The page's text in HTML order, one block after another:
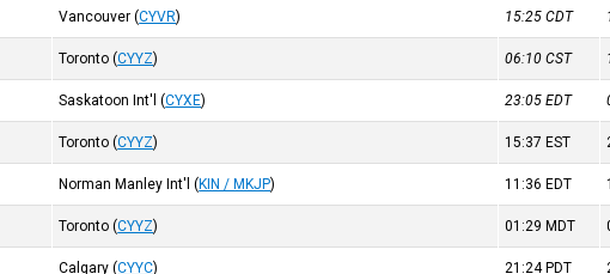
Vancouver (CYVR) 15:25CDT
Toronto (CYYZ) 06:10CST
Saskatoon Int'l (CYXE) 23:05EDT
Toronto (CYYZ) 15:37 EST
Norman Manley Int'l (KIN / MKJP) 11:36 EDT
Toronto (CYYZ) 01:29 MDT
Calgary (CYYC) 21:24 PDT